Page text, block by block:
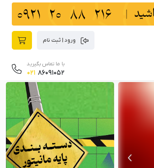
ورود | ثبت نام
با ما تماس بگیرید
021 86091052